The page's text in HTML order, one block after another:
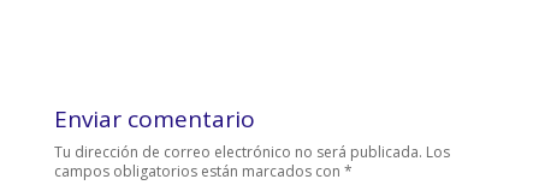
Enviar comentario
Tu dirección de correo electrónico no será publicada. Los
campos obligatorios están marcados con *